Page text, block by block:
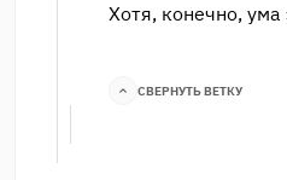
Хотя, конечно, ума
СВЕРНУТЬ ВЕТКУ